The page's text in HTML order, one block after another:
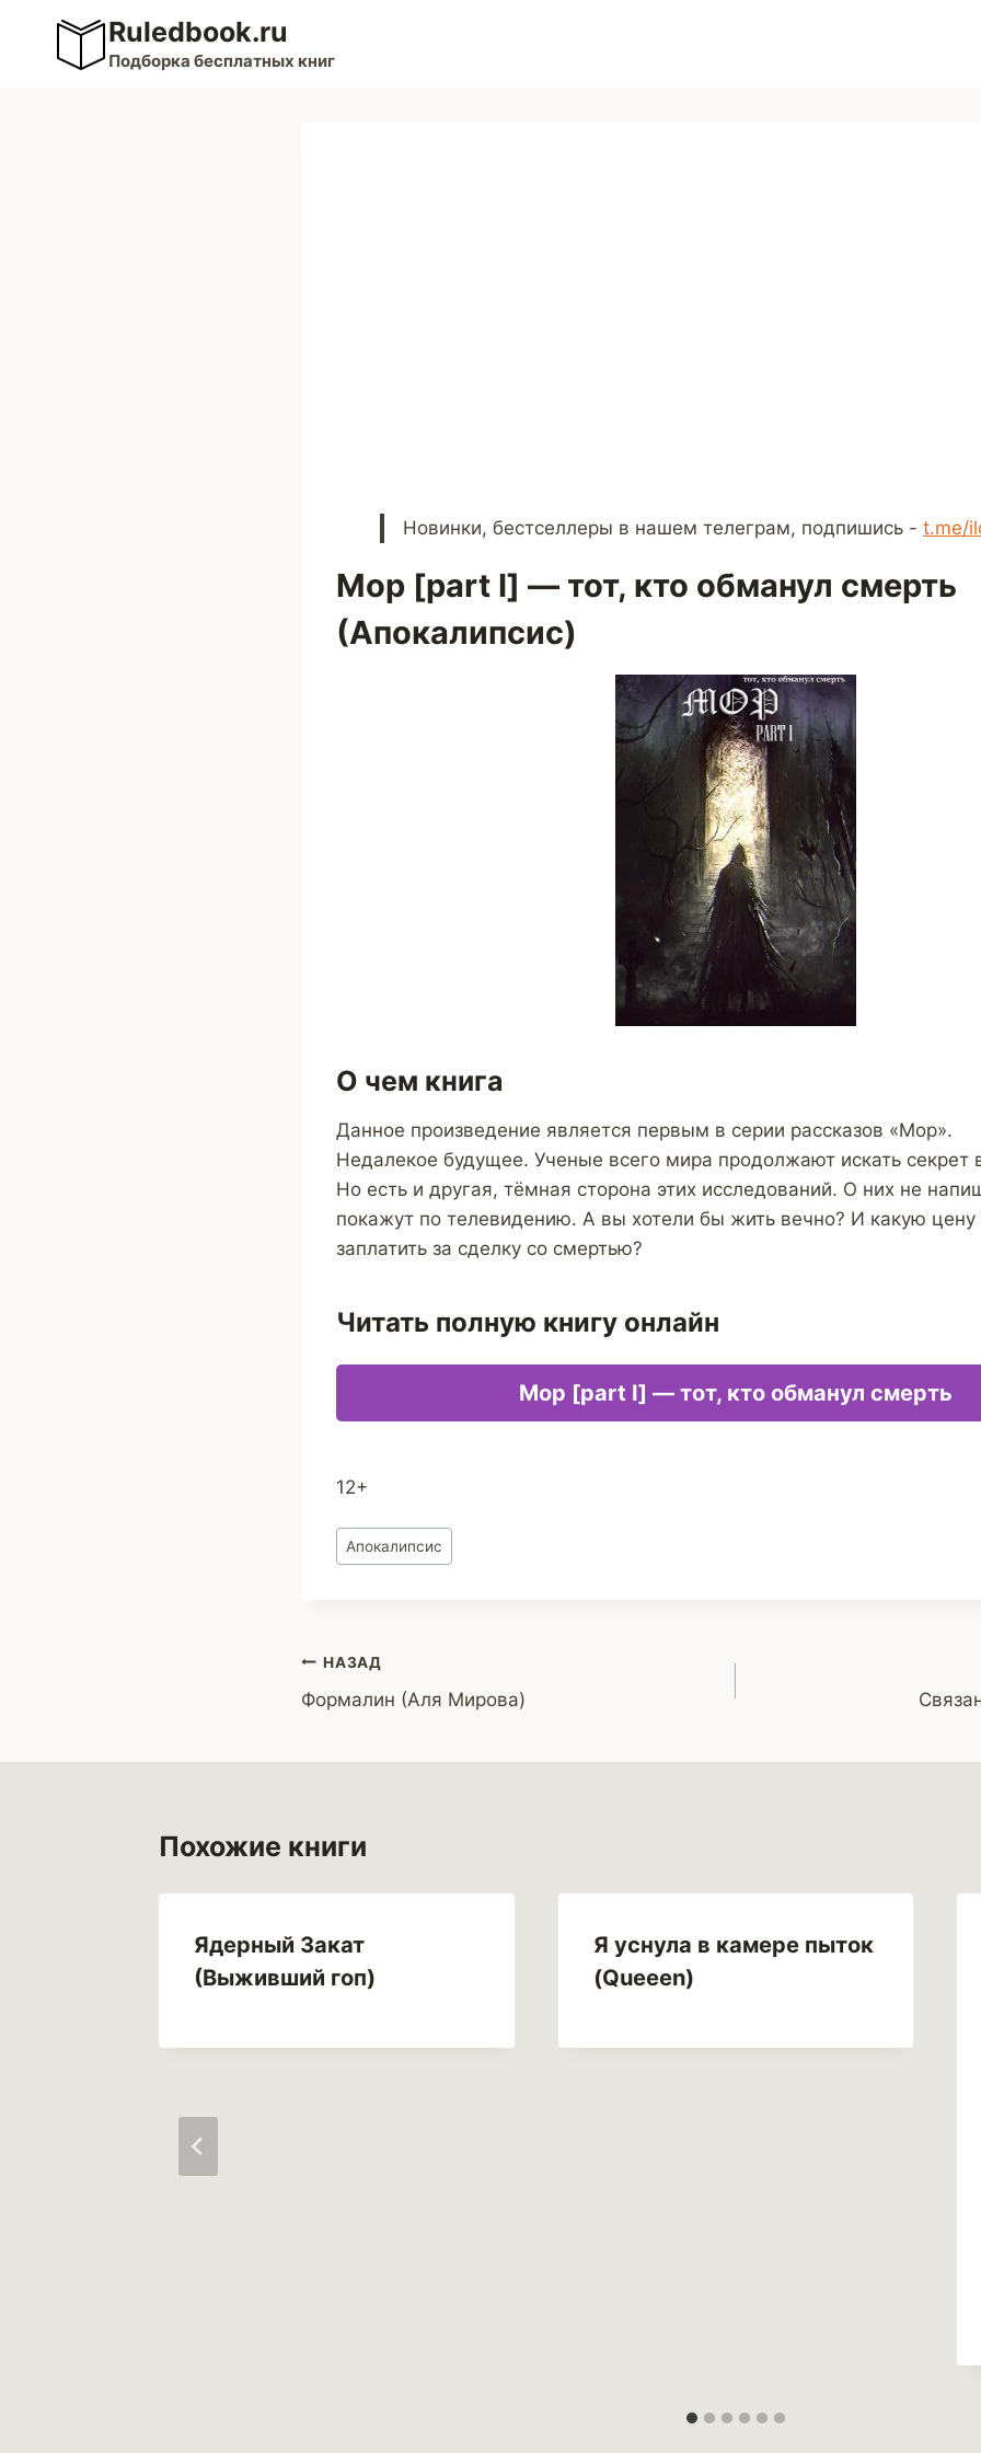
Перейти
содержимому
Ruledbook.ru
Подборка бесплатных книг
Новинки, бестселлеры в нашем телеграм, подпишись - t.me/
Мор [part I] — тот, кто обманул смерть
(Апокалипсис)
О чем книга
Данное произведение является первым в серии рассказов «Мор».
Недалекое будущее. Ученые всего мира продолжают искать секрет
Но есть и другая, тёмная сторона этих исследований. О них не
покажут по телевидению. А вы хотели бы жить вечно? И какую цену
заплатить за сделку со смертью?
Читать полную книгу онлайн
Мор [part I] — тот, кто обманул смерть
12+
Метки
записи:
Апокалипсис
Навигация
по
НАЗАД
Формалин (Аля Мирова)
Похожие книги
Ядерный Закат
(Выживший гоп)
Я уснула в камере пыток
(Queeen)